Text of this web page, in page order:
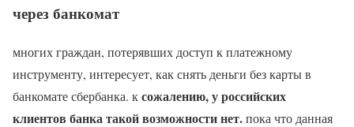
через банкомат
многих граждан, потерявших доступ к платежному
инструменту, интересует, как снять деньги без карты в
банкомате сбербанка. ксожалению, у российских
клиентов банка такой возможности нет.пока что данная